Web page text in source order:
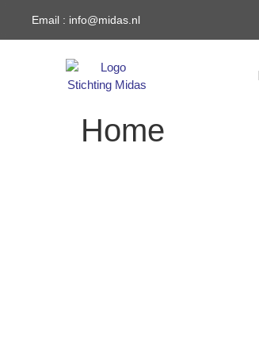
Email : info@midas.nl
Home